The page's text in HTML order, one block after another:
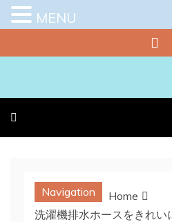
to
Navigation
Home
洗濯機排水ホースをきれい
MENU